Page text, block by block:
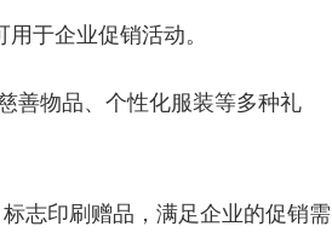
于企业促销活动。
善物品、个性化服装等多种礼
志印刷赠品，满足企业的促销需